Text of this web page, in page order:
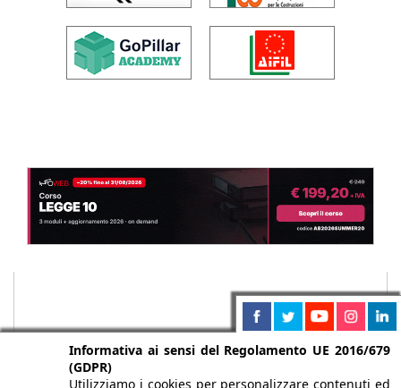
Informativa ai sensi del Regolamento UE 2016/679
(GDPR)
Utilizziamo i cookies per personalizzare contenuti ed